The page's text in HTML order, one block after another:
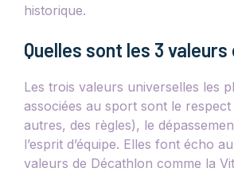
historique.
Quelles sont les 3
Les trois valeurs universelles les
associées au sport sont le respect
autres, des règles), le
l’esprit d’équipe. Elles font écho
valeurs de Décathlon comme la